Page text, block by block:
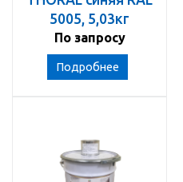
5005, 5,03кг
По запросу
Подробнее